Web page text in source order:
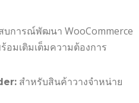
บการณ์พัฒนา WooCommerce
อมเติมเต็มความต้องการ
สำหรับสินค้าวางจำหน่าย